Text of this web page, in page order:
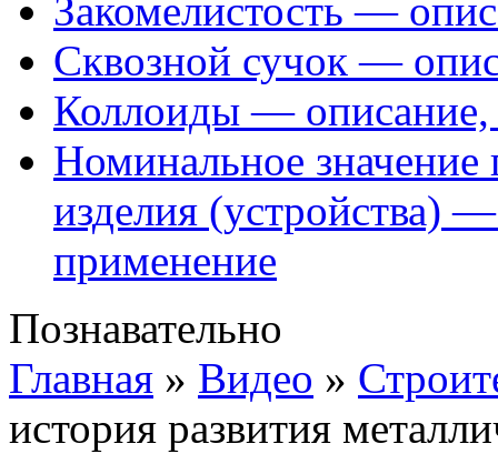
Закомелистость —
Сквозной сучок —
Коллоиды — описание,
Номинальное значение
изделия (устройства)
применение
Познавательно
Главная » Видео »
история развития